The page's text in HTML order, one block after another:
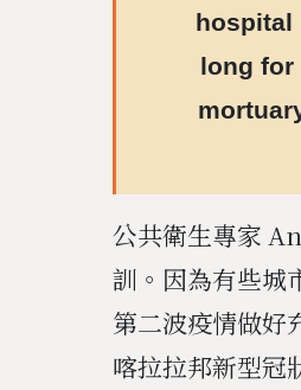
hospital
long for
公共衛生專家
訓。因為有些城
第二波疫情做好
喀拉拉邦新型冠